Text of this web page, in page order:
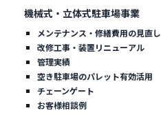
機械式・立体式駐車場事業
メンテナンス・修繕費用の見直し
改修工事・装置リニューアル
管理実績
空き駐車場のパレット有効活用
チェーンゲート
お客様相談例